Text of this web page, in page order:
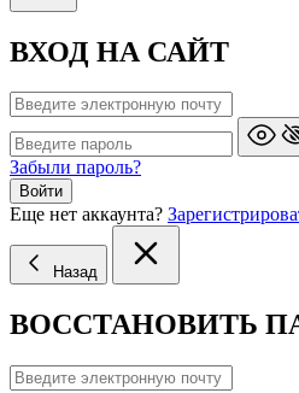
ВХОД НА САЙТ
Забыли пароль?
Войти
Еще нет аккаунта?
Назад
ВОССТАНОВИТЬ